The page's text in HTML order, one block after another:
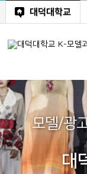
대덕대학교
모델/광
대